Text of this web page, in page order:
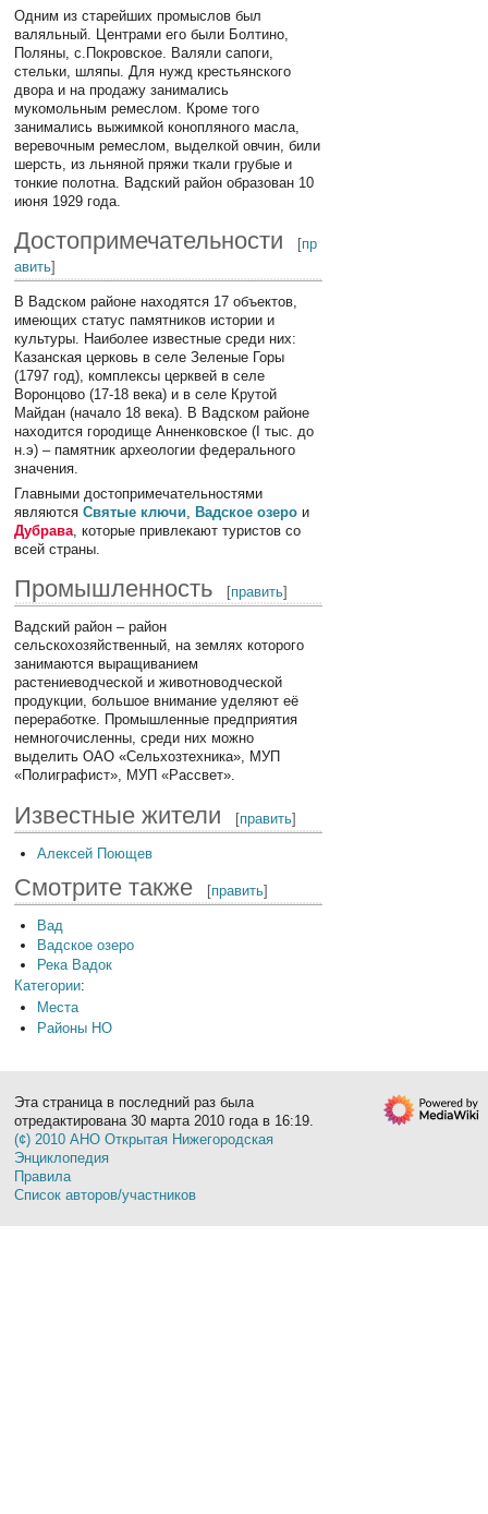
Одним из старейших промыслов был
валяльный. Центрами его были Болтино,
Поляны, с.Покровское. Валяли сапоги,
стельки, шляпы. Для нужд крестьянского
двора и на продажу занимались
мукомольным ремеслом. Кроме того
занимались выжимкой конопляного масла,
веревочным ремеслом, выделкой овчин, били
шерсть, из льняной пряжи ткали грубые и
тонкие полотна. Вадский район образован 10
июня 1929 года.
Достопримечательности [пр
авить]
В Вадском районе находятся 17 объектов,
имеющих статус памятников истории и
культуры. Наиболее известные среди них:
Казанская церковь в селе Зеленые Горы
(1797 год), комплексы церквей в селе
Воронцово (17-18 века) и в селе Крутой
Майдан (начало 18 века). В Вадском районе
находится городище Анненковское (I тыс. до
н.э) – памятник археологии федерального
значения.
Главными достопримечательностями
являютсяСвятые ключи, Вадское озеро и
Дубрава, которые привлекают туристов со
всей страны.
Промышленность [править]
Вадский район – район
сельскохозяйственный, на землях которого
занимаются выращиванием
растениеводческой и животноводческой
продукции, большое внимание уделяют её
переработке. Промышленные предприятия
немногочисленны, среди них можно
выделить ОАО «Сельхозтехника», МУП
«Полиграфист», МУП «Рассвет».
Известные жители [править]
Алексей Поющев
Смотрите также [править]
Вад
Вадское озеро
Река Вадок
Категории:
Места
Районы НО
Эта страница в последний раз была
отредактирована 30 марта 2010 года в 16:19.
(¢) 2010 АНО Открытая Нижегородская
Энциклопедия
Правила
Список авторов/участников